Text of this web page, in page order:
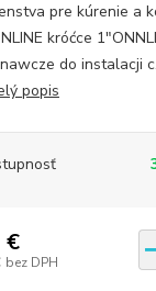
pre kúrenie a
króćce
do instalacji
popis
€
bez DPH